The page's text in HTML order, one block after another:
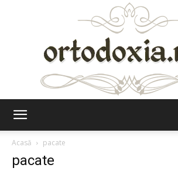
Acasă
pacate
pacate